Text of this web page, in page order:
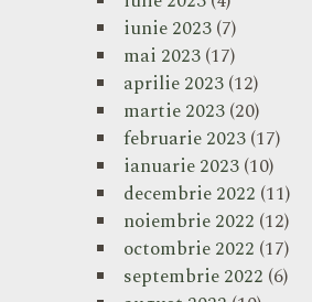
iunie 2023(7)
mai 2023(17)
aprilie 2023(12)
martie 2023(20)
februarie 2023(17)
ianuarie 2023(10)
decembrie 2022 (11)
noiembrie 2022 (12)
octombrie 2022 (17)
septembrie 2022 (6)